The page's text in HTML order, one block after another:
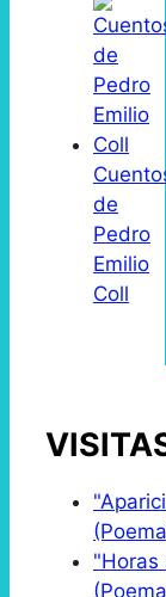
de
Pedro
Emilio
Coll
"Horas